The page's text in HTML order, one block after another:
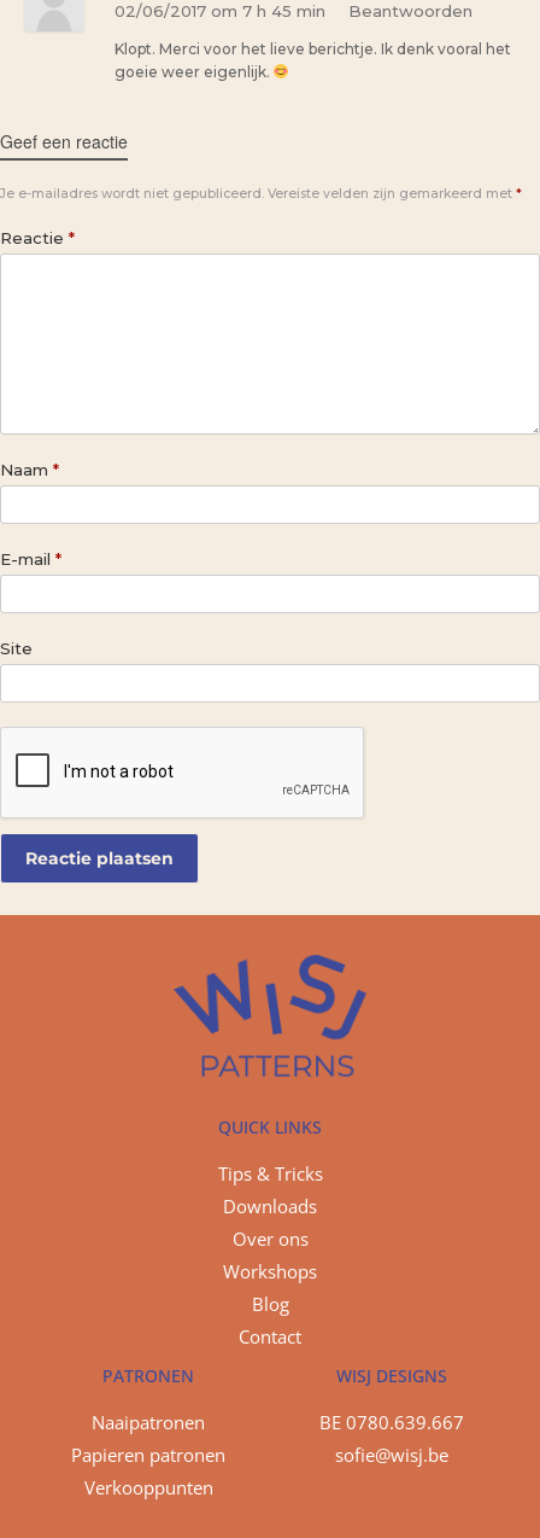
02/06/2017 om 7 h 45 min Beantwoorden
Klopt. Merci voor het lieve berichtje. Ik denk vooral het
goeie weer eigenlijk.
Geef een reactie
Je e-mailadres wordt niet gepubliceerd. Vereiste velden zijn gemarkeerd met *
Reactie *
Naam *
E-mail *
Site
QUICK LINKS
Tips & Tricks
Downloads
Over ons
Workshops
Blog
Contact
PATRONEN
Naaipatronen
Papieren patronen
Verkooppunten
WISJ DESIGNS
BE 0780.639.667
sofie@wisj.be